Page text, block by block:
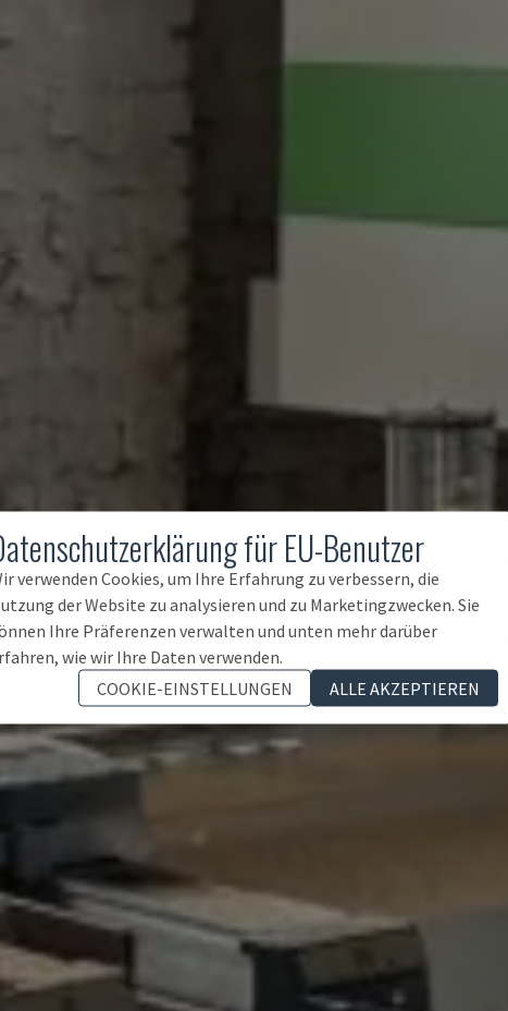
für EU-Benutzer
verwenden Cookies, um Ihre Erfahrung zu verbessern, die
der Website zu analysieren und zu Marketingzwecken. Sie
Ihre Präferenzen verwalten und unten mehr darüber
wie wir Ihre Daten verwenden.
COOKIE-EINSTELLUNGEN
ALLE AKZEPTIEREN